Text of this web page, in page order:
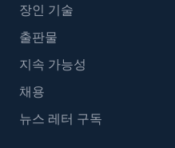
장인 기술
출판물
지속 가능성
채용
뉴스 레터 구독